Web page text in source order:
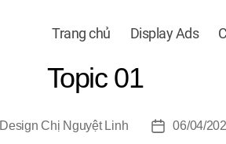
Trang chủ Display Ads
Topic 01
Design Chị Nguyệt Linh
Ngày06/04/